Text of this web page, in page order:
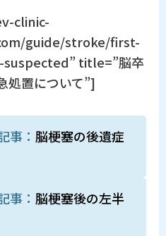
clinic-
guide/stroke/first-
title=”脳卒
処置について”]
事： 脳梗塞の後遺症
事： 脳梗塞後の左半